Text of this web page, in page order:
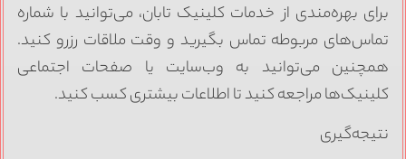
برای بهره‌مندی از خدمات کلینیک تابان، می‌توانید با شماره
تماس‌های مربوطه تماس بگیرید و وقت ملاقات رزرو کنید.
همچنین می‌توانید به وب‌سایت یا صفحات اجتماعی
کلینیک‌ها مراجعه کنید تا اطلاعات بیشتری کسب کنید.
نتیجه‌گیری